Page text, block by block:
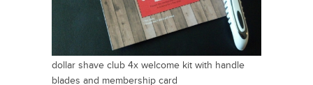
dollar shave club 4x welcome kit with handle
blades and membership card